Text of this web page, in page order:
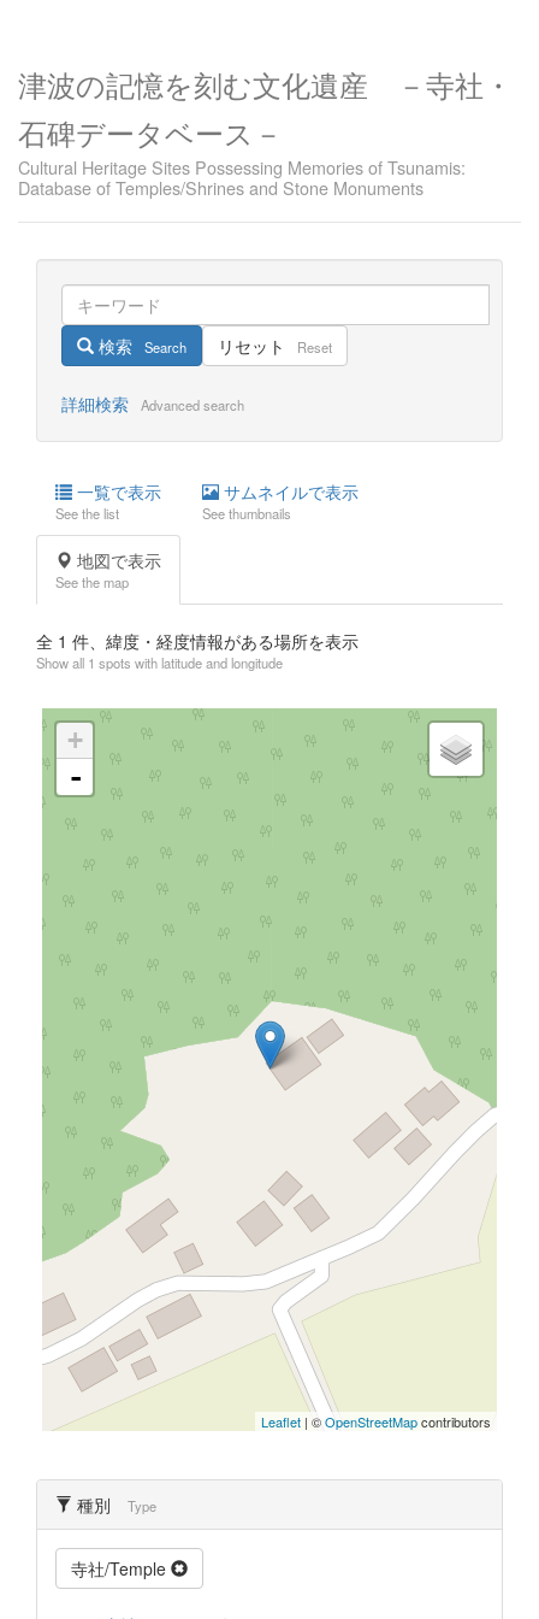
津波の記憶を刻む文化遺産 －寺社・
石碑データベース－
Cultural Heritage Sites Possessing Memories of Tsunamis:
Database of Temples/Shrines and Stone Monuments
検索 Search リセット Reset
詳細検索 Advanced search
一覧で表示
See the list
サムネイルで表示
See thumbnails
地図で表示
See the map
全 1 件、緯度・経度情報がある場所を表示
Show all 1 spots with latitude and longitude
+
-
Leaflet | ©OpenStreetMapcontributors
種別 Type
寺社/Temple